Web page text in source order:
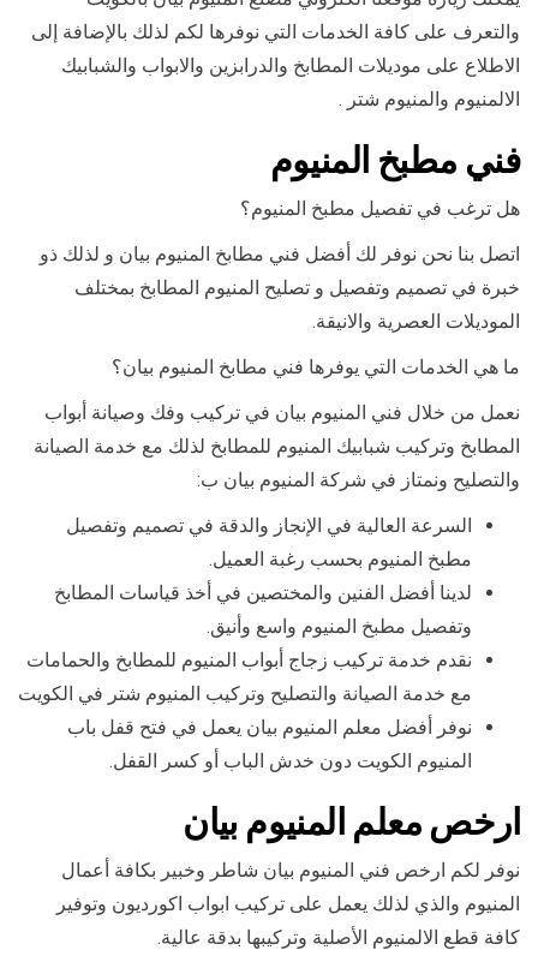
والتعرف على كافة الخدمات التي نوفرها لكم لذلك بالإضافة إلى
الاطلاع على موديلات المطابخ والدرابزين والابواب والشبابيك
الالمنيوم والمنيوم شتر .
فني مطبخ المنيوم
هل ترغب في تفصيل مطبخ المنيوم؟
اتصل بنا نحن نوفر لك أفضل فني مطابخ المنيوم بيان و لذلك ذو
خبرة في تصميم وتفصيل و تصليح المنيوم المطابخ بمختلف
الموديلات العصرية والانيقة.
ما هي الخدمات التي يوفرها فني مطابخ المنيوم بيان؟
نعمل من خلال فني المنيوم بيان في تركيب وفك وصيانة أبواب
المطابخ وتركيب شبابيك المنيوم للمطابخ لذلك مع خدمة الصيانة
والتصليح ونمتاز في شركة المنيوم بيان ب:
السرعة العالية في الإنجاز والدقة في تصميم وتفصيل
مطبخ المنيوم بحسب رغبة العميل.
لدينا أفضل الفنين والمختصين في أخذ قياسات المطابخ
وتفصيل مطبخ المنيوم واسع وأنيق.
نقدم خدمة تركيب زجاج أبواب المنيوم للمطابخ والحمامات
مع خدمة الصيانة والتصليح وتركيب المنيوم شتر في الكويت
نوفر أفضل معلم المنيوم بيان يعمل في فتح قفل باب
المنيوم الكويت دون خدش الباب أو كسر القفل.
ارخص معلم المنيوم بيان
نوفر لكم ارخص فني المنيوم بيان شاطر وخبير بكافة أعمال
المنيوم والذي لذلك يعمل على تركيب ابواب اكورديون وتوفير
كافة قطع الالمنيوم الأصلية وتركيبها بدقة عالية.